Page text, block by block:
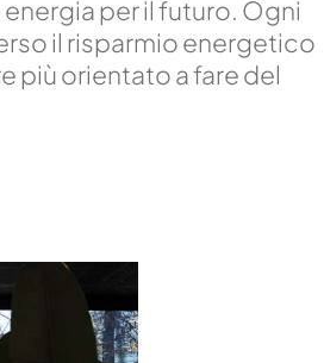
per il futuro. Ogni
il risparmio energetico
più orientato a fare del